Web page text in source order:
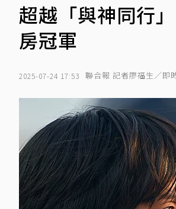
超越「與神同行
房冠軍
2025-07-24 17:53 聯合報 記者廖福生／即